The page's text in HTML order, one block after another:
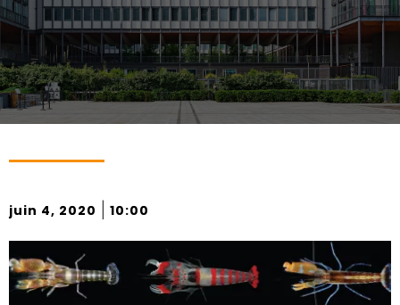
juin 4, 2020 10:00